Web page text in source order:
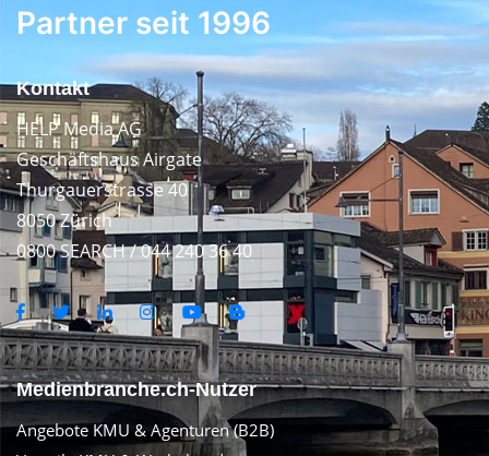
Partner seit 1996
Kontakt
HELP Media AG
Geschäftshaus Airgate
Thurgauerstrasse 40
8050 Zürich
0800 SEARCH / 044 240 36 40
Medienbranche.ch-Nutzer
Angebote KMU & Agenturen (B2B)